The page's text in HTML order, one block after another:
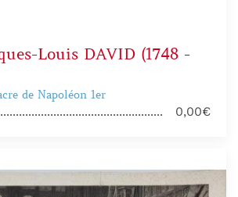
Louis DAVID (1748 -
de Napoléon 1er
0,00€